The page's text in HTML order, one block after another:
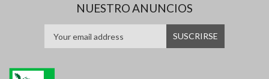
NUESTRO ANUNCIOS